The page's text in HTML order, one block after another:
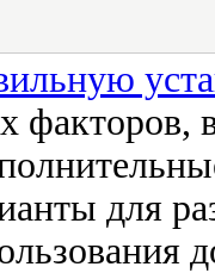
для